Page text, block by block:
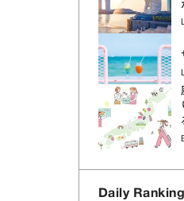
Daily Ranking